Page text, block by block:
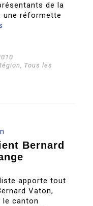
de la
une réformette
, Tous les
Bernard
apporte tout
Vaton,
le canton